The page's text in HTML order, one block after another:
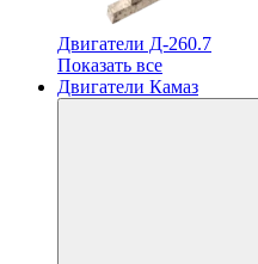
Двигатели Д-260.7
Показать все
Двигатели Камаз